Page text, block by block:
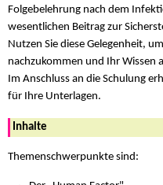
Folgebelehrung nach dem
wesentlichen Beitrag zur
Nutzen Sie diese Gelegenheit,
nachzukommen und Ihr Wissen
Im Anschluss an die Schulung
für Ihre Unterlagen.
Inhalte
Themenschwerpunkte sind: